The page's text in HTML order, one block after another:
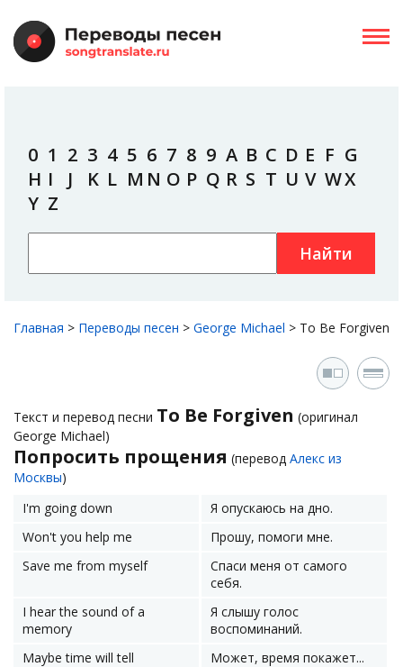
0 1 2 3 4 5 6 7 8 9 A B C D E F G
H I J K L M N O P Q R S T U V WX
Y Z
Найти
Главная > Переводы песен > George Michael > To Be Forgiven
Текст и перевод песни To Be Forgiven (оригинал
George Michael)
Попросить прощения (перевод Алекс из
Москвы)
I'm going down
Я опускаюсь на дно.
Won't you help me
Прошу, помоги мне.
Save me from myself
Спаси меня от самого
себя.
I hear the sound of a
memory
Я слышу голос
воспоминаний.
Maybe time will tell
Может, время покажет...